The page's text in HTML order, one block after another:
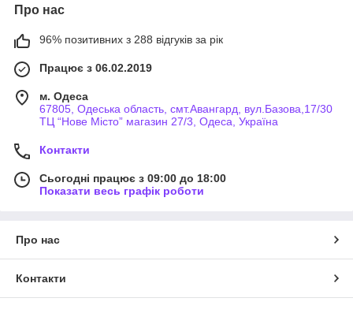
Про нас
96% позитивних з 288 відгуків за рік
Працює з 06.02.2019
м. Одеса
67805, Одеська область, смт.Авангард, вул.Базова,17/30
ТЦ “Нове Місто” магазин 27/3, Одеса, Україна
Контакти
Сьогодні працює з 09:00 до 18:00
Показати весь графік роботи
Про нас
Контакти